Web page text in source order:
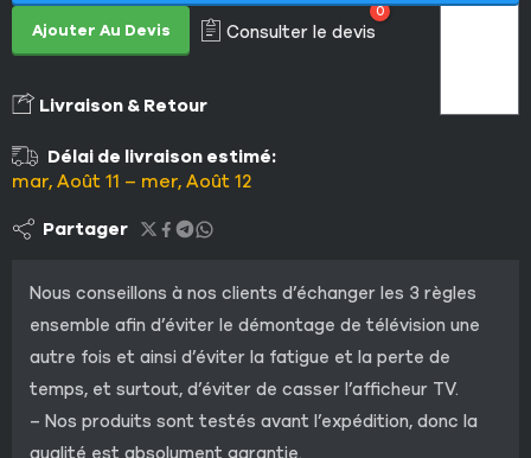
Ajouter Au Devis Consulter le devis
0
Livraison & Retour
Délai de livraison estimé:
mar, Août 11 – mer, Août 12
Partager
Nous conseillons à nos clients d’échanger les 3 règles
ensemble afin d’éviter le démontage de télévision une
autre fois et ainsi d’éviter la fatigue et la perte de
temps, et surtout, d’éviter de casser l’afficheur TV.
– Nos produits sont testés avant l’expédition, donc la
qualité est absolument garantie.